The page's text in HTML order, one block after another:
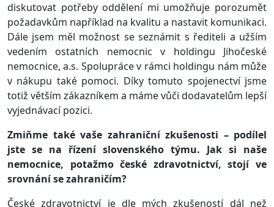
diskutovat potřeby oddělení mi umožňuje porozumět
požadavkům například na kvalitu a nastavit komunikaci.
Dále jsem měl možnost se seznámit s řediteli a užším
vedením ostatních nemocnic v holdingu Jihočeské
nemocnice, a.s. Spolupráce v rámci holdingu nám může
v nákupu také pomoci. Díky tomuto spojenectví jsme
totiž větším zákazníkem a máme vůči dodavatelům lepší
vyjednávací pozici.
Zmiňme také vaše zahraniční zkušenosti – podílel
jste se na řízení slovenského týmu. Jak si naše
nemocnice, potažmo české zdravotnictví, stojí ve
srovnání se zahraničím?
České zdravotnictví je dle mých zkušeností dál než